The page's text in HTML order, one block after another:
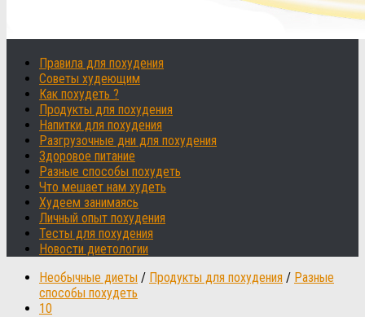
Правила для похудения
Советы худеющим
Как похудеть ?
Продукты для похудения
Напитки для похудения
Разгрузочные дни для похудения
Здоровое питание
Разные способы похудеть
Что мешает нам худеть
Худеем занимаясь
Личный опыт похудения
Тесты для похудения
Новости диетологии
Необычные диеты / Продукты для похудения / Разные
способы похудеть
10